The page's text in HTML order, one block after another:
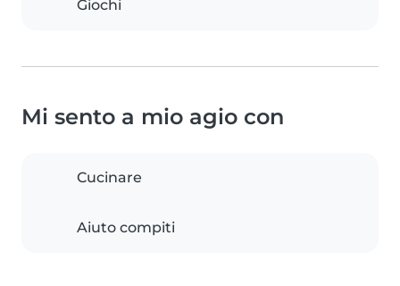
Giochi
Mi sento a mio agio con
Cucinare
Aiuto compiti